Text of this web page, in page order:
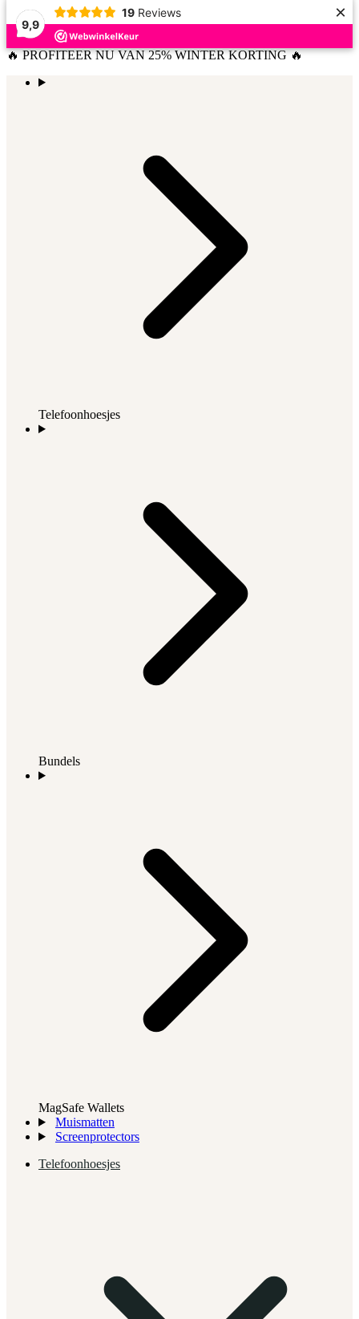
9,9
19 Reviews ×
🔥 PROFITEER NU VAN 25% WINTER KORTING 🔥
Telefoonhoesjes
Bundels
MagSafe Wallets
Muismatten
Screenprotectors
Telefoonhoesjes